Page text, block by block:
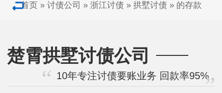
首页» 讨债公司 » 浙江讨债» 拱墅讨债» 的存款
楚霄拱墅讨债公司
10年专注讨债要账业务 回款率95%